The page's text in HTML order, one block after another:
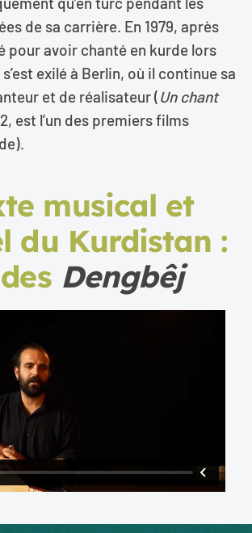
de sa carrière. En 1979, après
pour avoir chanté en kurde lors
exilé à Berlin, où il continue sa
et de réalisateur (Un chant
est l’un des premiers films
musical et
du Kurdistan :
Dengbêj